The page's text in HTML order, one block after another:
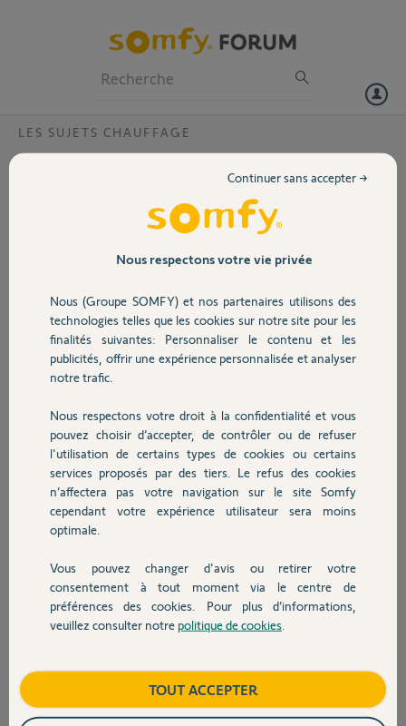
Volet
Sécurité
Domotique
Chauffage
Autres produits
Devis avec un pro
Contact
LES SUJETS CHAUFFAGE
je n'arrive plus à connecter ma passerelle avec ma box alors que je
j'ai essayé plusieurs fois d'eteindre ma box mais rien n'y fait
est ce que quelqu'un pourrait m'aider
Merci,
Richard J.
il y a plus de 5 ans
Participer au fil de discussion
Réponses
Bonjour Richard,
Nous rencontrons actuellement un souci avec les serveurs de nos
Thermostats connectés SOMFY, nos équipes sont entièrement dédiées à
Nous vous tiendrons informé de l'avancement de la situation via ce post.
Bonne journée,
Thomas M. il y a plus de 5 ans
Nous respectons votre vie privée
Nous (Groupe SOMFY) et nos partenaires utilisons des
technologies telles que les cookies sur notre site pour les
finalités suivantes: Personnaliser le contenu et les
publicités, offrir une expérience personnalisée et analyser
notre trafic.
Nous respectons votre droit à la confidentialité et vous
pouvez choisir d’accepter, de contrôler ou de refuser
l'utilisation de certains types de cookies ou certains
services proposés par des tiers. Le refus des cookies
n’affectera pas votre navigation sur le site Somfy
cependant votre expérience utilisateur sera moins
optimale.
Vous pouvez changer d'avis ou retirer votre
consentement à tout moment via le centre de
préférences des cookies. Pour plus d’informations,
veuillez consulter notre politique de cookies
Continuer sans accepter →
TOUT ACCEPTER